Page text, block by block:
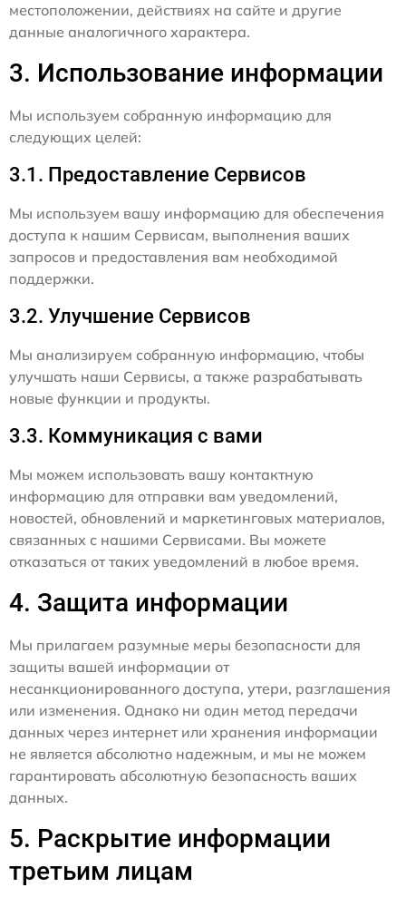
местоположении, действиях на сайте и другие
данные аналогичного характера.
3. Использование информации
Мы используем собранную информацию для
следующих целей:
3.1. Предоставление Сервисов
Мы используем вашу информацию для обеспечения
доступа к нашим Сервисам, выполнения ваших
запросов и предоставления вам необходимой
поддержки.
3.2. Улучшение Сервисов
Мы анализируем собранную информацию, чтобы
улучшать наши Сервисы, а также разрабатывать
новые функции и продукты.
3.3. Коммуникация с вами
Мы можем использовать вашу контактную
информацию для отправки вам уведомлений,
новостей, обновлений и маркетинговых материалов,
связанных с нашими Сервисами. Вы можете
отказаться от таких уведомлений в любое время.
4. Защита информации
Мы прилагаем разумные меры безопасности для
защиты вашей информации от
несанкционированного доступа, утери, разглашения
или изменения. Однако ни один метод передачи
данных через интернет или хранения информации
не является абсолютно надежным, и мы не можем
гарантировать абсолютную безопасность ваших
данных.
5. Раскрытие информации
третьим лицам